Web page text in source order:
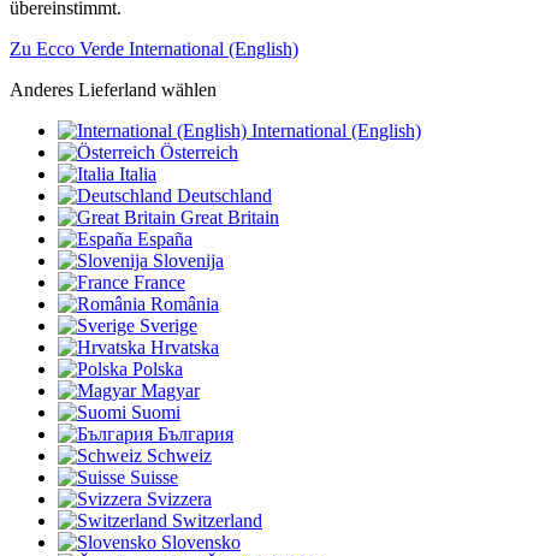
übereinstimmt.
Zu Ecco Verde International (English)
Anderes Lieferland wählen
International (English)
Österreich
Italia
Deutschland
Great Britain
España
Slovenija
France
România
Sverige
Hrvatska
Polska
Magyar
Suomi
България
Schweiz
Suisse
Svizzera
Switzerland
Slovensko